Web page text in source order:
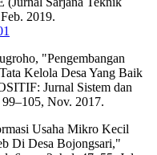
2019.
"Pengembangan
Kelola Desa Yang Baik
Jurnal Sistem dan
Nov. 2017.
Usaha Mikro Kecil
Di Desa Bojongsari,"